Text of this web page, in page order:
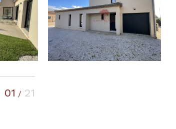
01 / 21